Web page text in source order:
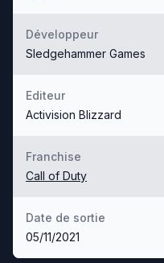
Développeur
Sledgehammer Games
Editeur
Activision Blizzard
Franchise
Call of Duty
Date de sortie
05/11/2021